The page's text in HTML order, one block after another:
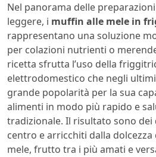
Nel panorama delle
leggere, i muffin alle mele in
rappresentano una soluzione
per colazioni nutrienti o
ricetta sfrutta l’uso della
elettrodomestico che negli
grande popolarità per la sua
alimenti in modo più rapido e
tradizionale. Il risultato sono
centro e arricchiti dalla dolcezza
mele, frutto tra i più amati e